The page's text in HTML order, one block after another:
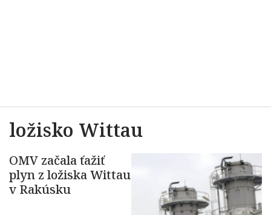
ložisko Wittau
OMV začala ťažiť
plyn z ložiska Wittau
v Rakúsku